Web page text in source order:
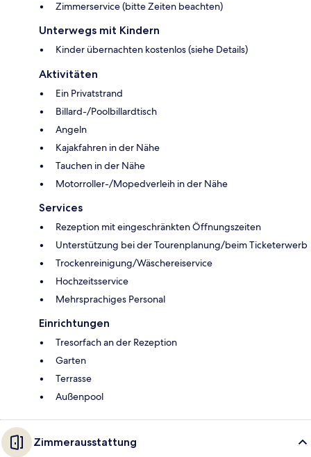
Zimmerservice (bitte Zeiten beachten)
Unterwegs mit Kindern
Kinder übernachten kostenlos (siehe Details)
Aktivitäten
Ein Privatstrand
Billard-/Poolbillardtisch
Angeln
Kajakfahren in der Nähe
Tauchen in der Nähe
Motorroller-/Mopedverleih in der Nähe
Services
Rezeption mit eingeschränkten Öffnungszeiten
Unterstützung bei der Tourenplanung/beim Ticketerwerb
Trockenreinigung/Wäschereiservice
Hochzeitsservice
Mehrsprachiges Personal
Einrichtungen
Tresorfach an der Rezeption
Garten
Terrasse
Außenpool
Zimmerausstattung